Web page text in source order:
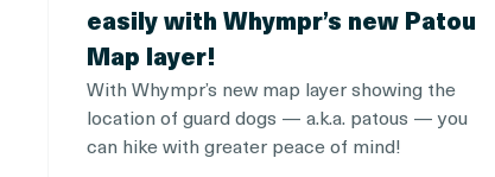
easily with Whympr’s new Patou
Map layer!
With Whympr’s new map layer showing the
location of guard dogs — a.k.a. patous — you
can hike with greater peace of mind!